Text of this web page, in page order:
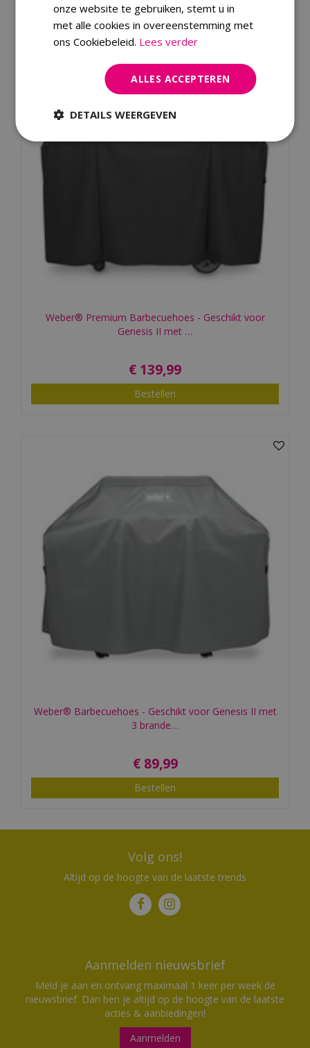
Kijk ook eens naar:
Weber® Premium Barbecuehoes - Geschikt voor
Genesis II met …
€ 139,99
Bestellen
Weber® Barbecuehoes - Geschikt voor Genesis II met
3 brande…
€ 89,99
Bestellen
Volg ons!
Altijd op de hoogte van de laatste trends
Aanmelden nieuwsbrief
Meld je aan en ontvang maximaal 1 keer per week de
nieuwsbrief. Dan ben je altijd op de hoogte van de laatste
acties & aanbiedingen!
Aanmelden
onze website te gebruiken, stemt u in
met alle cookies in overeenstemming met
ons Cookiebeleid. Lees verder
ALLES ACCEPTEREN
DETAILS WEERGEVEN